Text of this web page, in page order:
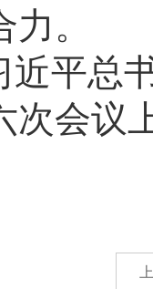
。
平总
次会议